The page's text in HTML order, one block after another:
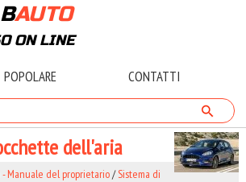
BAUTO
ON LINE
POPOLARE CONTATTI
dell'aria
- Manuale del proprietario/Sistema di